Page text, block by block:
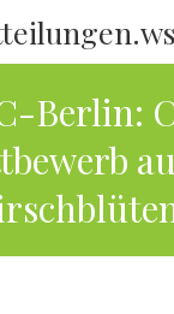
Berlin: